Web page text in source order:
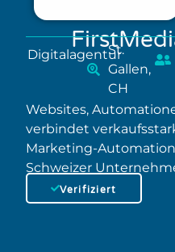
Digitalagentur
St.
Gallen,
CH
Websites,
verbindet
Marketing-
Schweizer
Verifiziert